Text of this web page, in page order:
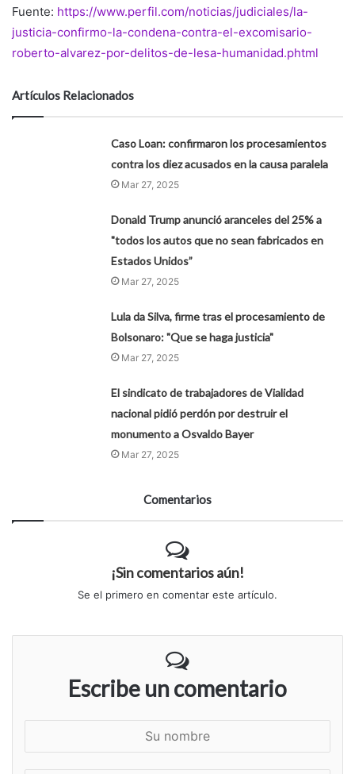
Fuente: https://www.perfil.com/noticias/judiciales/la-
justicia-confirmo-la-condena-contra-el-excomisario-
roberto-alvarez-por-delitos-de-lesa-humanidad.phtml
Artículos Relacionados
Caso Loan: confirmaron los procesamientos
contra los diez acusados en la causa paralela
Mar 27, 2025
Donald Trump anunció aranceles del 25% a
"todos los autos que no sean fabricados en
Estados Unidos”
Mar 27, 2025
Lula da Silva, firme tras el procesamiento de
Bolsonaro: "Que se haga justicia"
Mar 27, 2025
El sindicato de trabajadores de Vialidad
nacional pidió perdón por destruir el
monumento a Osvaldo Bayer
Mar 27, 2025
Comentarios
¡Sin comentarios aún!
Se el primero en comentar este artículo.
Escribe un comentario